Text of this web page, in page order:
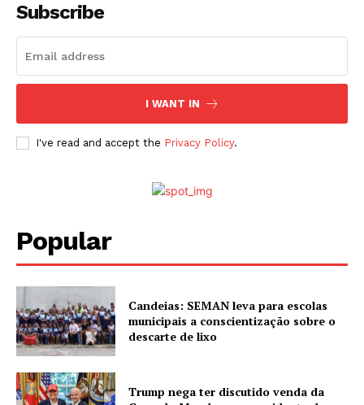
Subscribe
I WANT IN
I've read and accept the Privacy Policy.
Popular
Candeias: SEMAN leva para escolas
municipais a conscientização sobre o
descarte de lixo
Trump nega ter discutido venda da